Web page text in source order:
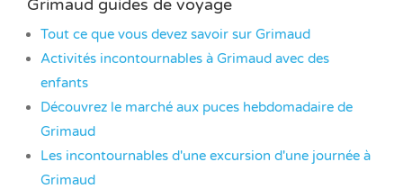
Grimaud guides de voyage
Tout ce que vous devez savoir sur Grimaud
Activités incontournables à Grimaud avec des
enfants
Découvrez le marché aux puces hebdomadaire de
Grimaud
Les incontournables d'une excursion d'une journée à
Grimaud